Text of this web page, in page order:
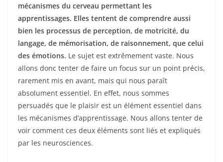
mécanismes du cerveau permettant les
apprentissages. Elles tentent de comprendre aussi
bien les processus de perception, de motricité, du
langage, de mémorisation, de raisonnement, que celui
des émotions. Le sujet est extrêmement vaste. Nous
allons donc tenter de faire un focus sur un point précis,
rarement mis en avant, mais qui nous paraît
absolument essentiel. En effet, nous sommes
persuadés que le plaisir est un élément essentiel dans
les mécanismes d’apprentissage. Nous allons tenter de
voir comment ces deux éléments sont liés et expliqués
par les neurosciences.